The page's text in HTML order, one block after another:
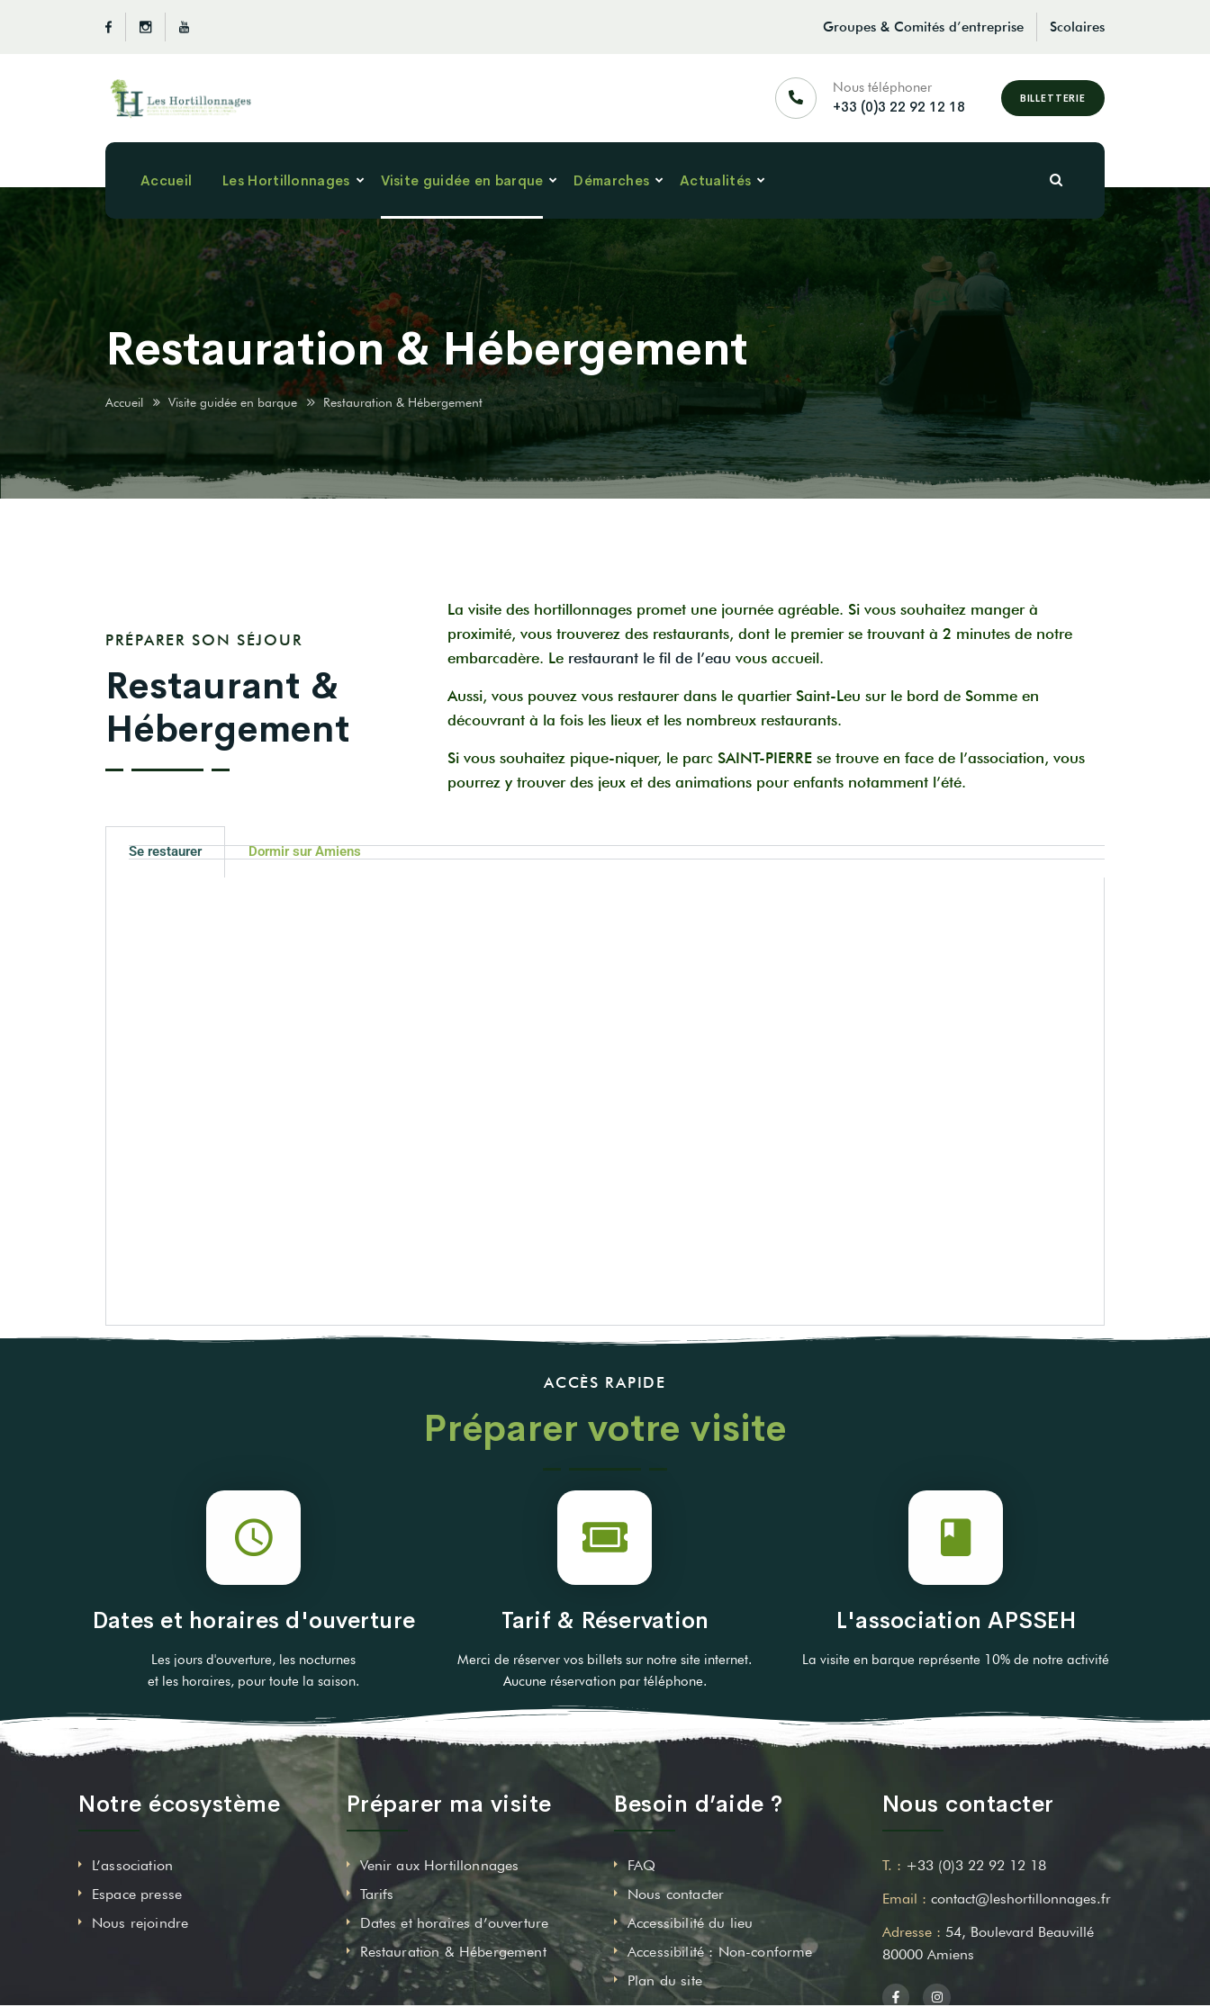
Groupes & Comités d’entreprise Scolaires
Nous téléphoner
+33 (0)3 22 92 12 18 BILLETTERIE
Accueil Les Hortillonnages Visite guidée en barque Démarches Actualités
Restauration & Hébergement
Accueil Visite guidée en barque Restauration & Hébergement
PRÉPARER SON SÉJOUR
Restaurant &
Hébergement
La visite des hortillonnages promet une journée agréable. Si vous souhaitez manger à
proximité, vous trouverez des restaurants, dontle premier se trouvant à 2 minutes de notre
embarcadère. Lerestaurant le fil de l’eau vous accueil.
Aussi, vous pouvez vous restaurer dans le quartier Saint-Leu sur le bord de Somme en
découvrant à la fois les lieux et les nombreux restaurants.
Si vous souhaitez pique-niquer, le parc SAINT-PIERRE se trouve en face de l’association, vous
pourrez y trouver des jeux et des animations pour enfants notamment l’été.
Se restaurer Dormir sur Amiens
ACCÈS RAPIDE
Préparer votre visite
Dates et horaires d'ouverture
Les jours d'ouverture, les nocturnes
et les horaires, pour toute la saison.
Tarif & Réservation
Merci de réserver vos billets sur notre site internet.
Aucune réservation par téléphone.
L'association APSSEH
La visite en barque représente 10% de notre activité
Notre écosystème
L’association
Espace presse
Nous rejoindre
Préparer ma visite
Venir aux Hortillonnages
Tarifs
Dates et horaires d’ouverture
Restauration & Hébergement
Besoin d’aide ?
FAQ
Nous contacter
Accessibilité du lieu
Accessibilité : Non-conforme
Plan du site
Nous contacter
T. : +33 (0)3 22 92 12 18
Email : contact@leshortillonnages.fr
Adresse : 54, Boulevard Beauvillé
80000 Amiens